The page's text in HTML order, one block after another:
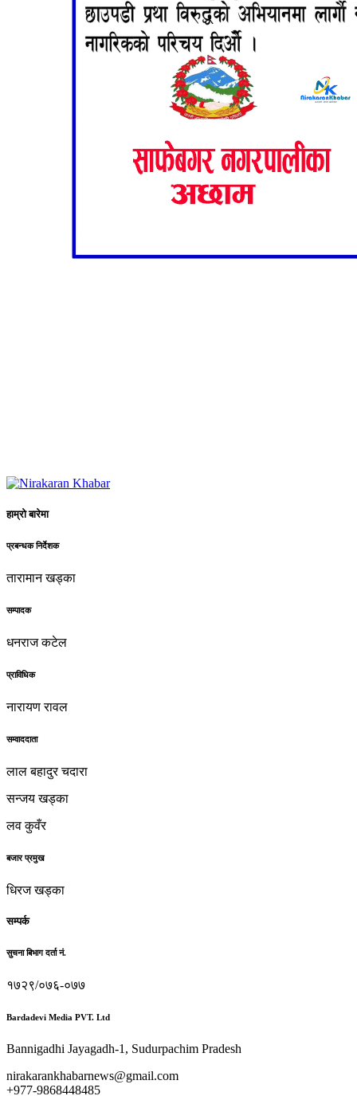
हाम्रो बारेमा
प्रबन्धक निर्देशक
तारामान खड्का
सम्पादक
धनराज कटेल
प्राविधिक
नारायण रावल
सम्वाददाता
लाल बहादुर चदारा
सन्जय खड्का
लव कुवँर
बजार प्रमुख
धिरज खड्का
सम्पर्क
सुचना बिभाग दर्ता नं.
१७२९/०७६-०७७
Bardadevi Media PVT. Ltd
Bannigadhi Jayagadh-1, Sudurpachim Pradesh
nirakarankhabarnews@gmail.com
+977-9868448485